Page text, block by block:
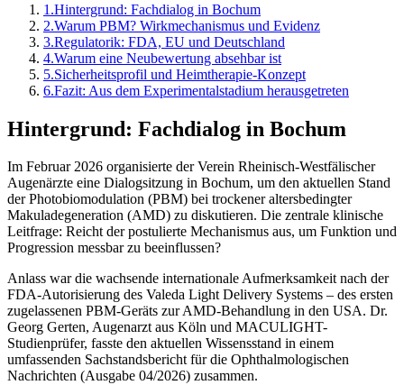
1 .Hintergrund: Fachdialog in Bochum
2.Warum PBM? Wirkmechanismus und Evidenz
3.Regulatorik: FDA, EU und Deutschland
4.Warum eine Neubewertung absehbar ist
5.Sicherheitsprofil und Heimtherapie-Konzept
6.Fazit: Aus dem Experimentalstadium herausgetreten
Hintergrund: Fachdialog in Bochum
Im Februar 2026 organisierte der Verein Rheinisch-Westfälischer
Augenärzte eine Dialogsitzung in Bochum, um den aktuellen Stand
der Photobiomodulation (PBM) bei trockener altersbedingter
Makuladegeneration (AMD) zu diskutieren. Die zentrale klinische
Leitfrage: Reicht der postulierte Mechanismus aus, um Funktion und
Progression messbar zu beeinflussen?
Anlass war die wachsende internationale Aufmerksamkeit nach der
FDA-Autorisierung des Valeda Light Delivery Systems – des ersten
zugelassenen PBM-Geräts zur AMD-Behandlung in den USA. Dr.
Georg Gerten, Augenarzt aus Köln und MACULIGHT-
Studienprüfer, fasste den aktuellen Wissensstand in einem
umfassenden Sachstandsbericht für die Ophthalmologischen
Nachrichten (Ausgabe 04/2026) zusammen.